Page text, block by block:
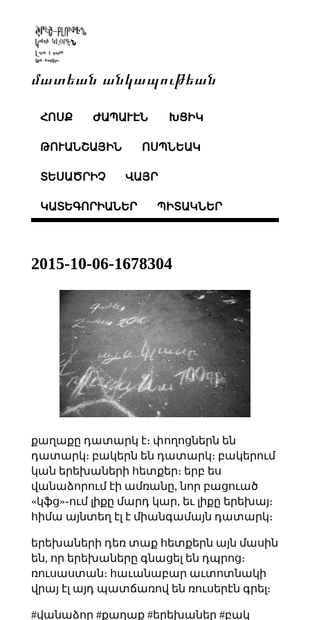
մատեան անկապութեան
ՀՈՍՔ ԺԱՊԱՒԷՆ ԽՑԻԿ
ԹՈՒԱՆՇԱՅԻՆ ՈՍՊՆԵԱԿ
ՏԵՍԱԾՐԻՉ ՎԱՅՐ
ԿԱՏԵԳՈՐԻԱՆԵՐ ՊԻՏԱԿՆԵՐ
2015-10-06-1678304
քաղաքը դատարկ է։ փողոցներն են
դատարկ։ բակերն են դատարկ։ բակերում
կան երեխաների հետքեր։ երբ ես
վանաձորում էի ամռանը, նոր բացուած
«կֆց»֊ում լիքը մարդ կար, եւ լիքը երեխայ։
հիմա այնտեղ էլ է միանգամայն դատարկ։
երեխաների դեռ տաք հետքերն այն մասին
են, որ երեխաները գնացել են դպրոց։
ռուսաստան։ հաւանաբար աւտոտնակի
վրայ էլ այդ պատճառով են ռուսերէն գրել։
#վանաձոր #քաղաք #երեխաներ #բակ